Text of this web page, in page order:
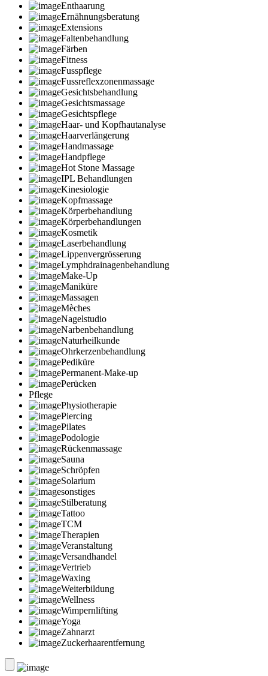
Enthaarung
Ernähnungsberatung
Extensions
Faltenbehandlung
Färben
Fitness
Fusspflege
Fussreflexzonenmassage
Gesichtsbehandlung
Gesichtsmassage
Gesichtspflege
Haar- und Kopfhautanalyse
Haarverlängerung
Handmassage
Handpflege
Hot Stone Massage
IPL Behandlungen
Kinesiologie
Kopfmassage
Körperbehandlung
Körperbehandlungen
Kosmetik
Laserbehandlung
Lippenvergrösserung
Lymphdrainagenbehandlung
Make-Up
Maniküre
Massagen
Mèches
Nagelstudio
Narbenbehandlung
Naturheilkunde
Ohrkerzenbehandlung
Pediküre
Permanent-Make-up
Perücken
Pflege
Physiotherapie
Piercing
Pilates
Podologie
Rückenmassage
Sauna
Schröpfen
Solarium
sonstiges
Stilberatung
Tattoo
TCM
Therapien
Veranstaltung
Versandhandel
Vertrieb
Waxing
Weiterbildung
Wellness
Wimpernlifting
Yoga
Zahnarzt
Zuckerhaarentfernung